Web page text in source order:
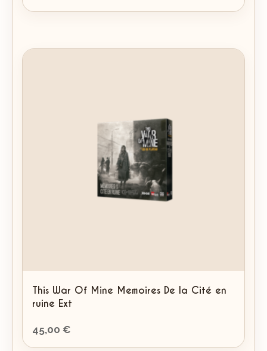
This War Of Mine Memoires De la Cité en
ruine Ext
45,00 €